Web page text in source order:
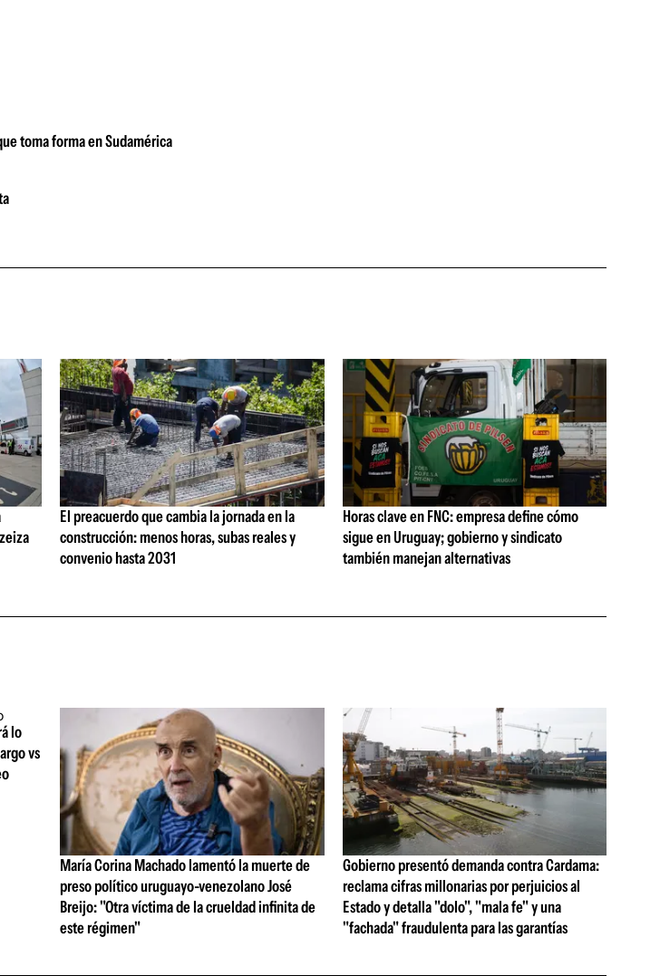
toma forma en Sudamérica
El preacuerdo que cambia la jornada en la
construcción: menos horas, subas reales y
convenio hasta 2031
Horas clave en FNC: empresa define cómo
sigue en Uruguay; gobierno y sindicato
también manejan alternativas
lo
vs
María Corina Machado lamentó la muerte de
preso político uruguayo-venezolano José
Breijo: "Otra víctima de la crueldad infinita de
este régimen"
Gobierno presentó demanda contra Cardama:
reclama cifras millonarias por perjuicios al
Estado y detalla "dolo", "mala fe" y una
"fachada" fraudulenta para las garantías